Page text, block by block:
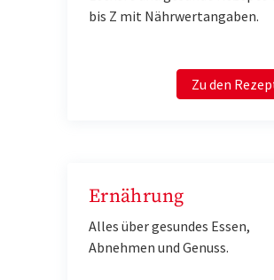
bis Z mit Nährwertangaben.
Zu den
Ernährung
Alles über gesundes Essen,
Abnehmen und Genuss.